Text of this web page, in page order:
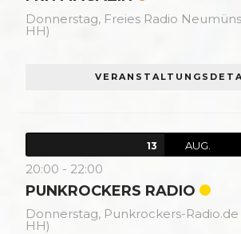
Donnerstag, Freies Radio
HH)
13 AUG.
20:00 - 22:00
PUNKROCKERS RADIO
Donnerstag, Punkrockers-
HH)